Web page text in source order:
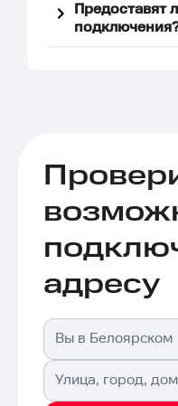
Предоставят
адресу
Вы в Белоярском
Улица, город, дом